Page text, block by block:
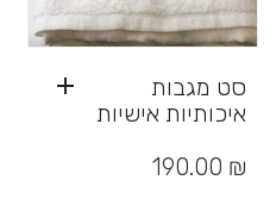
סט מגבות
איכותיות אישיות
190.00 ₪